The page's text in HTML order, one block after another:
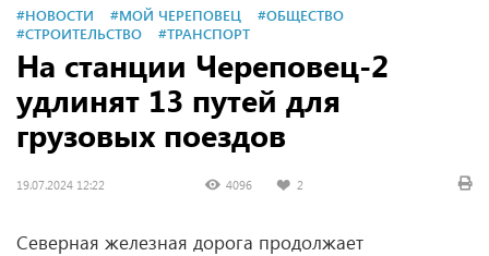
#НОВОСТИ #МОЙ ЧЕРЕПОВЕЦ
#ОБЩЕСТВО
#СТРОИТЕЛЬСТВО
#ТРАНСПОРТ
На станции Череповец-2
удлинят 13 путей для
грузовых поездов
19.07.2024 12:22 4096 2
Северная железная дорога продолжает